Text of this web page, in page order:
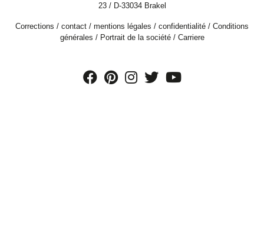
23 / D-33034 Brakel
Corrections / contact / mentions légales / confidentialité / Conditions
générales / Portrait de la société/ Carriere